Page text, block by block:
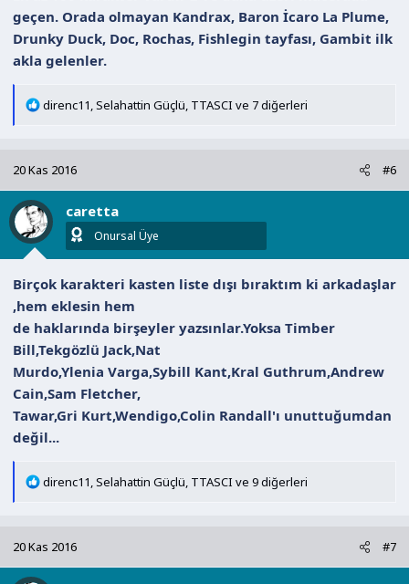
geçen. Orada olmayan Kandrax, Baron İcaro La Plume,
Drunky Duck, Doc, Rochas, Fishlegin tayfası, Gambit ilk
akla gelenler.
T
i
l
e
r
direnc11 Selahattin Güçlü TTASCI ve 7 diğerleri
20 Kas 2016 #6
caretta
Onursal Üye
Birçok karakteri kasten liste dışı bıraktım ki arkadaşlar
,hem eklesin hem
de haklarında birşeyler yazsınlar.Yoksa Timber
Bill,Tekgözlü Jack,Nat
Murdo,Ylenia Varga,Sybill Kant,Kral Guthrum,Andrew
Cain,Sam Fletcher,
Tawar,Gri Kurt,Wendigo,Colin Randall'ı unuttuğumdan
değil...
T
i
l
direnc11,Selahattin Güçlü, TTASCI ve 9 diğerleri
20 Kas 2016 #7